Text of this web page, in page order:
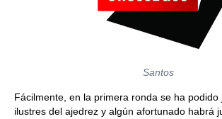
Santos
Fácilmente, en la primera ronda se ha podido
ilustres del ajedrez y algún afortunado habrá